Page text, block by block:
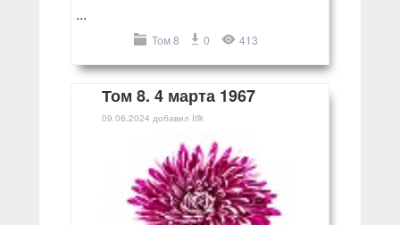
...
Том 8 0 413
Том 8. 4 марта 1967
09.06.2024 добавил Irik